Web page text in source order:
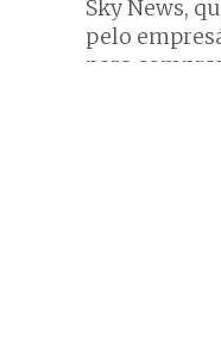
Sky News,
pelo
para